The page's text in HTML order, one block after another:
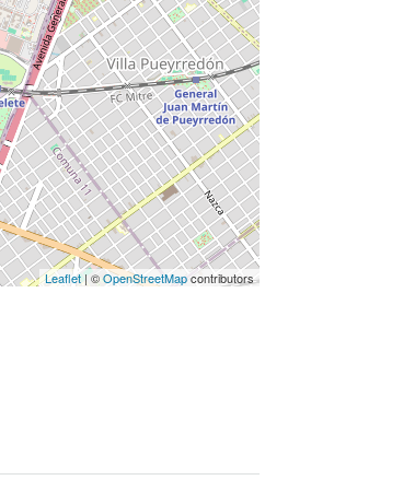
Leaflet| ©OpenStreetMapcontributors